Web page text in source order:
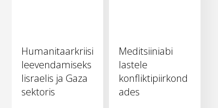
Humanitaarkriisi
leevendamiseks
Iisraelis ja Gaza
sektoris
Meditsiiniabi
lastele
konfliktipiirkond
ades